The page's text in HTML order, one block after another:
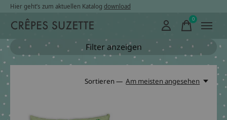
Hier geht’s zum aktuellen Katalog download
0items
Filter anzeigen
Sortieren — Am meisten angesehen